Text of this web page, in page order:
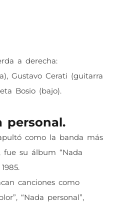
a derecha:
Gustavo Cerati (guitarra
Bosio (bajo).
personal.
como la banda más
su álbum “Nada
canciones como
“Nada personal”,